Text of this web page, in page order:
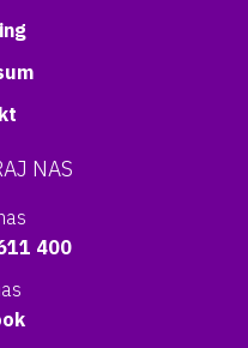
NAS
400